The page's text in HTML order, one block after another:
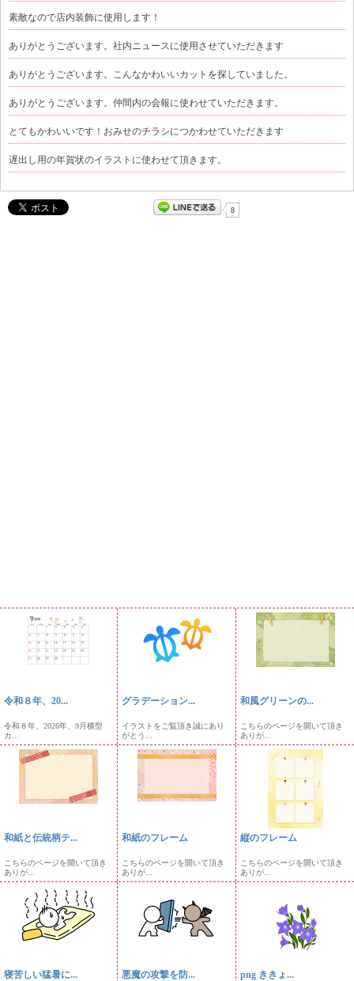
素敵なので店内装飾に使用します！
ありがとうございます。社内ニュースに使用させていただきます
ありがとうございます。こんなかわいいカットを探していました。
ありがとうございます。仲間内の会報に使わせていただきます。
とてもかわいいです！おみせのチラシにつかわせていただきます
遅出し用の年賀状のイラストに使わせて頂きます。
8
令和８年、20...
令和８年、2026年、9月横型
カ...
グラデーション...
イラストをご覧頂き誠にあり
がとう...
和風グリーンの...
こちらのページを開いて頂き
ありが...
和紙と伝統柄テ...
こちらのページを開いて頂き
ありが...
和紙のフレーム
こちらのページを開いて頂き
ありが...
縦のフレーム
こちらのページを開いて頂き
ありが...
寝苦しい猛暑に... 悪魔の攻撃を防... png ききょ...